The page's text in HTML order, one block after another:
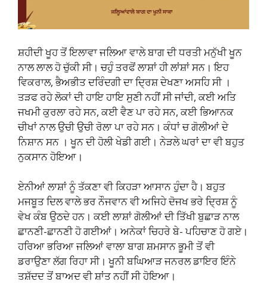
ਸ਼ਹੀਦੀ ਖੂਹ ਤੋਂ ਇਲਾਵਾ ਜਲਿਆ ਵਾਲੇ ਬਾਗ ਦੀ ਧਰਤੀ ਮਨੁੱਖੀ ਖੂਨ
ਨਾਲ ਲਾਲ ਹੋ ਚੁੱਕੀ ਸੀ। ਚਹੁੰ ਤਰਫੋਂ ਲਾਸ਼ਾਂ ਹੀ ਲਾਂਸ਼ਾਂ ਸਨ। ਇਹ
ਵਿਕਰਾਲ, ਭੈਅਭੀਤ ਦਰਿੰਦਗੀ ਦਾ ਦ੍ਰਿਸ਼ ਦੇਖਣਾ ਅਸਹਿ ਸੀ ।
ਤੜਫ ਰਹੇ ਲੋਕਾਂ ਦੀ ਹਾਇ ਹਾਇ ਸੁਣੀ ਨਹੀਂ ਸੀ ਜਾਂਦੀ, ਕਈ ਅਤਿ
ਜਖਮੀ ਕੁਰਲਾ ਰਹੇ ਸਨ, ਕਈ ਵੈਣ ਪਾ ਰਹੇ ਸਨ, ਕਈ ਭਿਆਨਕ
ਚੀਖਾਂ ਨਾਲ ਉਚੀ ਉਚੀ ਰੋਲਾ ਪਾ ਰਹੇ ਸਨ। ਕੰਧਾਂ ਚ ਗੋਲੀਆਂ ਦੇ
ਨਿਸ਼ਾਨ ਸਨ । ਖੂਨ ਦੀ ਹੋਲੀ ਖੇਡੀ ਗਈ। ਨੇੜਲੇ ਘਰਾਂ ਦਾ ਵੀ ਬਹੁਤ
ਨੁਕਸਾਨ ਹੋਇਆ।
ਏਨੀਆਂ ਲਾਸ਼ਾਂ ਨੂੰ ਤੱਕਣਾ ਵੀ ਕਿਹੜਾ ਆਸਾਨ ਹੁੰਦਾ ਹੈ। ਬਹੁਤ
ਮਜਬੂਤ ਦਿਲ ਵਾਲੇ ਭਰ ਨੌਜਵਾਨ ਵੀ ਅਜਿਹੇ ਦੋਜਖ ਭਰੇ ਦ੍ਰਿਸ਼ ਨੂੰ
ਵੇਖ ਕੰਬ ਉਠਦੇ ਹਨ। ਕਈ ਲਾਸ਼ਾਂ ਗੋਲੀਆਂ ਦੀ ਤਿੱਖੀ ਬੁਛਾੜ ਨਾਲ
ਛਾਨਣੀ-ਛਾਨਣੀ ਹੋ ਗਈਆਂ। ਅਨੇਕਾਂ ਚਿਹਰੇ ਬੇ- ਪਹਿਚਾਣ ਹੋ ਗਏ।
ਹਰਿਆ ਭਰਿਆ ਜਲਿਆਂ ਵਾਲਾ ਬਾਗ ਸ਼ਮਸਾਨ ਭੂਮੀ ਤੋਂ ਵੀ
ਡਰਾਉਣਾ ਲੱਗ ਰਿਹਾ ਸੀ। ਖੂਨੀ ਬਘਿਆੜ ਜਨਰਲ ਡਾਇਰ ਇੰਨੇ
ਤਸ਼ੱਦਦ ਤੋਂ ਬਾਅਦ ਵੀ ਸ਼ਾਂਤ ਨਹੀਂ ਸੀ ਹੋਇਆ।